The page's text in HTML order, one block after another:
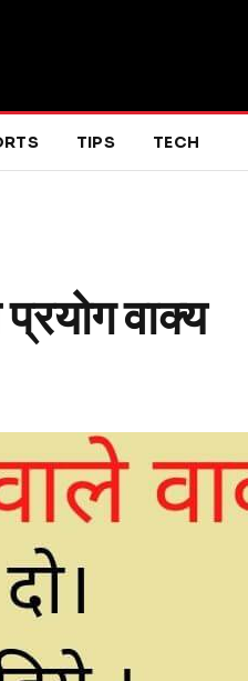
TIPS TECH
वाक्य